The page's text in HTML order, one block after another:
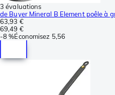
3 évaluations
de Buyer Mineral B Element poêle à
63,93 €
69,49 €
-8 %Économisez 5,56